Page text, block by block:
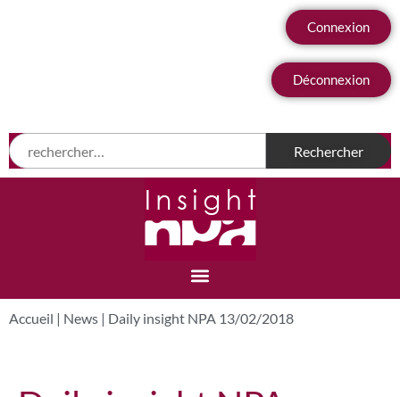
Connexion
Déconnexion
Accueil | News | Daily insight NPA 13/02/2018